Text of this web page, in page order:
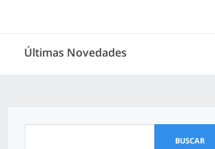
Últimas Novedades
BUSCAR